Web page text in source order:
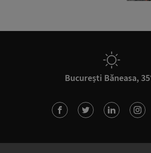
București Băneasa,